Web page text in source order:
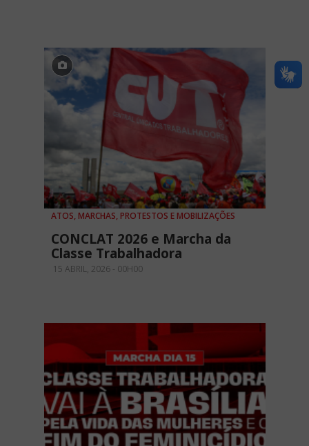
ATOS, MARCHAS, PROTESTOS E MOBILIZAÇÕES
CONCLAT 2026 e Marcha da
Classe Trabalhadora
15 ABRIL, 2026 - 00H00